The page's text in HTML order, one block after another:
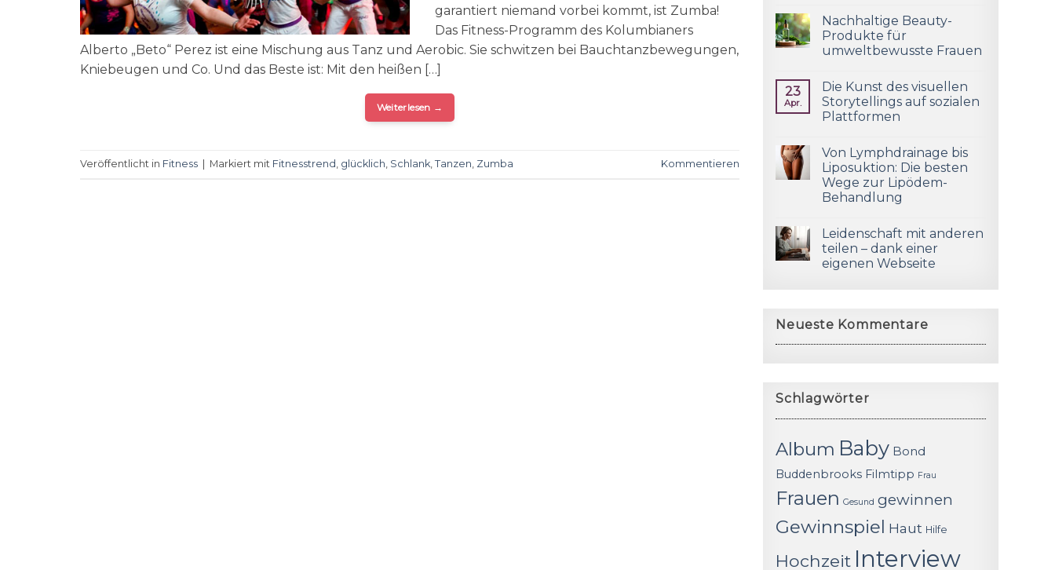
garantiert niemand vorbei kommt, ist Zumba!
Das Fitness-Programm des Kolumbianers
Alberto „Beto“ Perez ist eine Mischung aus Tanz und Aerobic. Sie schwitzen bei Bauchtanzbewegungen,
Kniebeugen und Co. Und das Beste ist: Mit den heißen […]
Weiterlesen →
Veröffentlicht in Fitness Markiert mit Fitnesstrend glücklich Schlank Tanzen Zumba Kommentieren
Nachhaltige Beauty-
Produkte für
umweltbewusste Frauen
23
Apr.
Die Kunst des visuellen
Storytellings auf sozialen
Plattformen
Von Lymphdrainage bis
Liposuktion: Die besten
Wege zur Lipödem-
Behandlung
Leidenschaft mit anderen
teilen – dank einer
eigenen Webseite
Neueste Kommentare
Schlagwörter
Album Baby Bond
Buddenbrooks Filmtipp Frau
Frauen Gesund gewinnen
Gewinnspiel Haut Hilfe
Hochzeit Interview